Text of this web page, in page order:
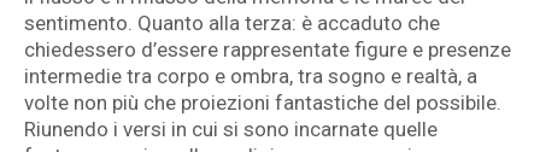
sentimento. Quanto alla terza: è accaduto che
chiedessero d’essere rappresentate figure e presenze
intermedie tra corpo e ombra, tra sogno e realtà, a
volte non più che proiezioni fantastiche del possibile.
Riunendo i versi in cui si sono incarnate quelle